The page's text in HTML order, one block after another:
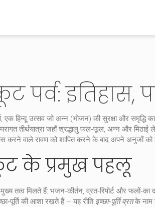
पर्व:
, एक हिन्दू उत्सव जो अन्न (भोजन) की सुरक्षा और समृद्धि
तीर्थयात्रा जहाँ श्रद्धालु फल‑फूल, अन्न और मिठाई
करने वाले रावण को शापित करने के बाद अपने अनुजों को
के प्रमुख पहलू
तत्व मिलते हैं: भजन‑कीर्तन, व्रत‑रिपोर्ट और फलों‑का
की आशा रखते हैं – यह रीति इच्छा‑पूर्ति व्रतके नाम